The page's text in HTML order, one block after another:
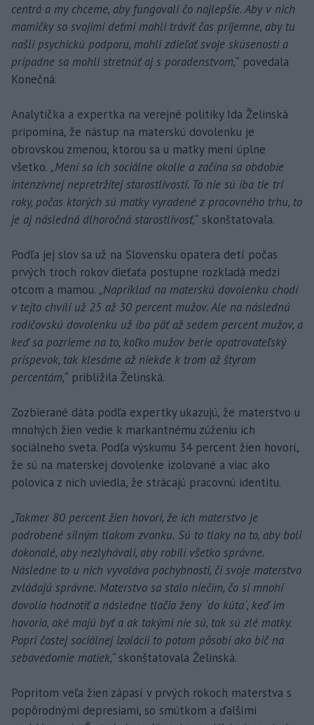
centrá a my chceme, aby fungovali čo najlepšie. Aby v nich
mamičky so svojimi deťmi mohli tráviť čas príjemne, aby tu
našli psychickú podporu, mohli zdieľať svoje skúsenosti a
prípadne sa mohli stretnúť aj s poradenstvom,“ povedala
Konečná.
Analytička a expertka na verejné politiky Ida Želinská
pripomína, že nástup na materskú dovolenku je
obrovskou zmenou, ktorou sa u matky mení úplne
všetko. „Mení sa ich sociálne okolie a začína sa obdobie
intenzívnej nepretržitej starostlivosti. To nie sú iba tie tri
roky, počas ktorých sú matky vyradené z pracovného trhu, to
je aj následná dlhoročná starostlivosť,“ skonštatovala.
Podľa jej slov sa už na Slovensku opatera detí počas
prvých troch rokov dieťaťa postupne rozkladá medzi
otcom a mamou. „Napríklad na materskú dovolenku chodí
v tejto chvíli už 25 až 30 percent mužov. Ale na následnú
rodičovskú dovolenku už iba päť až sedem percent mužov, a
keď sa pozrieme na to, koľko mužov berie opatrovateľský
príspevok, tak klesáme až niekde k trom až štyrom
percentám,“ priblížila Želinská.
Zozbierané dáta podľa expertky ukazujú, že materstvo u
mnohých žien vedie k markantnému zúženiu ich
sociálneho sveta. Podľa výskumu 34 percent žien hovorí,
že sú na materskej dovolenke izolované a viac ako
polovica z nich uviedla, že strácajú pracovnú identitu.
„Takmer 80 percent žien hovorí, že ich materstvo je
podrobené silným tlakom zvonku. Sú to tlaky na to, aby boli
dokonalé, aby nezlyhávali, aby robili všetko správne.
Následne to u nich vyvoláva pochybnosti, či svoje materstvo
zvládajú správne. Materstvo sa stalo niečím, čo si mnohí
dovolia hodnotiť a následne tlačia ženy ´do kúta´, keď im
hovoria, aké majú byť a ak takými nie sú, tak sú zlé matky.
Popri častej sociálnej izolácii to potom pôsobí ako bič na
sebavedomie matiek,“ skonštatovala Želinská.
Popritom veľa žien zápasí v prvých rokoch materstva s
popôrodnými depresiami, so smútkom a ďalšími